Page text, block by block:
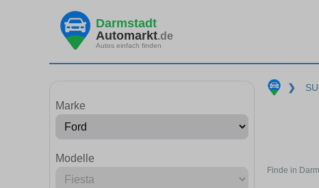
Darmstadt
Automarkt.de
Autos einfach finden
Marke
Modelle
❯
Finde in